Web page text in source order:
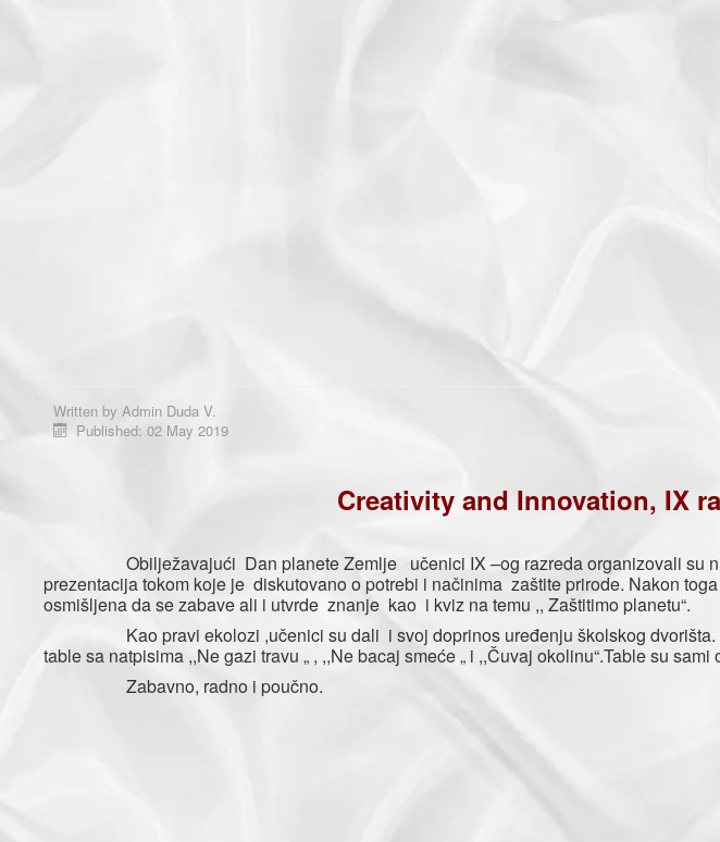
Written by Admin Duda V.
Published: 02 May 2019
Creativity and Innovation, IX
Obilježavajući Dan planete Zemlje učenici IX –og razreda organizovali su niz
prezentacija tokom koje je diskutovano o potrebi i načinima zaštite prirode. Nakon
osmišljena da se zabave ali i utvrde znanje kao i kviz na temu ,, Zaštitimo planetu“.
Kao pravi ekolozi ,učenici su dali i svoj doprinos uređenju školskog dvorišta.
table sa natpisima ,,Ne gazi travu „ , ,,Ne bacaj smeće „ i ,,Čuvaj okolinu“.Table su
Zabavno, radno i poučno.
Slavica